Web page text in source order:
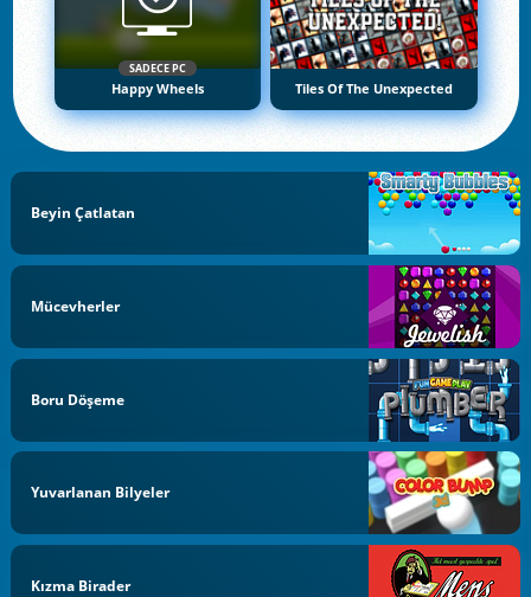
SADECE PC
Happy Wheels Tiles Of The Unexpected
Beyin Çatlatan
Mücevherler
Boru Döşeme
Yuvarlanan Bilyeler
Kızma Birader